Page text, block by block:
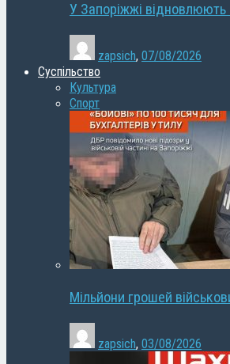
У Запоріжжі
zapsich, 07/08/2026
Суспільство
Культура
Спорт
Мільйони грошей
zapsich, 03/08/2026